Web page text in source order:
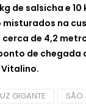
de salsicha e 10
na
de 4,2
de chegada
Vitalino.
GIGANTE SÃO